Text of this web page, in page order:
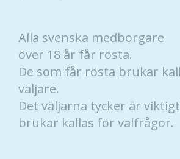
Alla svenska medborgare
över 18 år får rösta.
De som får rösta brukar
väljare.
Det väljarna tycker är viktigt
brukar kallas för valfrågor.